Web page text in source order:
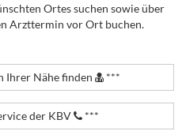
Ortes suchen sowie über
Arzttermin vor Ort buchen.
Ihrer Nähe finden ***
der KBV ***